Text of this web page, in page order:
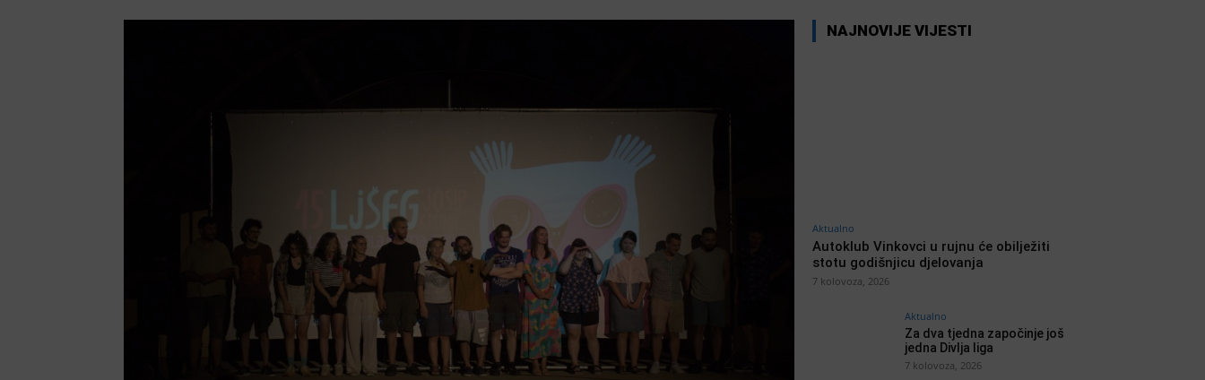
NAJNOVIJE VIJESTI
Aktualno
Autoklub Vinkovci u rujnu će obilježiti
stotu godišnjicu djelovanja
7 kolovoza, 2026
Aktualno
Za dva tjedna započinje još
jedna Divlja liga
7 kolovoza, 2026